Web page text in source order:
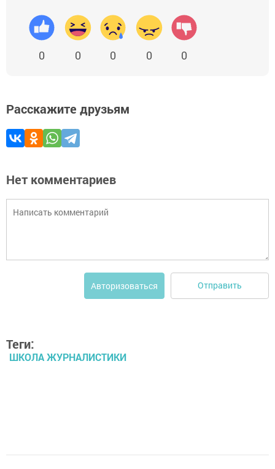
0 0 0 0 0
Расскажите друзьям
Нет комментариев
Авторизоваться Отправить
Теги:
ШКОЛА ЖУРНАЛИСТИКИ